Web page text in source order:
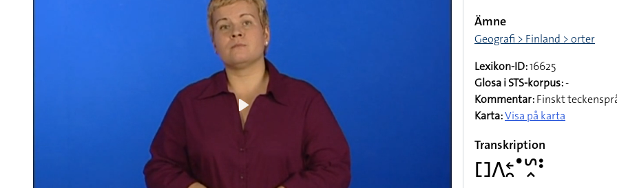
Play
Ämne
Geografi > Finland > orter
Lexikon-ID:16625
Glosa i STS-korpus:-
Kommentar:Finskt
Karta:Visa på karta
Transkription
􌤓􌤣􌥓􌥘􌤟􌥲􌥿􌥻